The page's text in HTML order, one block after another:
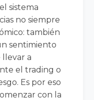
sistema
no siempre
también
sentimiento
a
el trading o
Es por eso
con la